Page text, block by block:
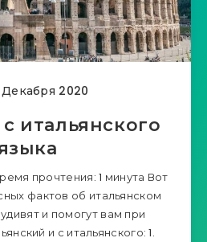
Декабря 2020
итальянского
прочтения: 1 минута Вот
фактов об итальянском
и помогут вам при
и с итальянского: 1.